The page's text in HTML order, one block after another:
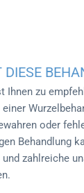
DIESE
Ihnen zu
einer
oder
Behandlung
zahlreiche